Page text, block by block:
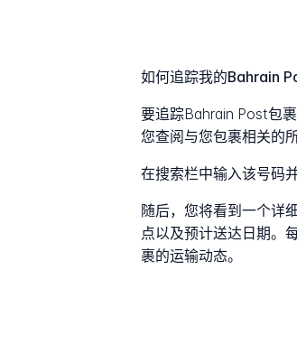
如何追踪我的Bahrain
要追踪Bahrain Post包
您查阅与您包裹相关的
在搜索栏中输入该号码
随后，您将看到一个详
点以及预计送达日期。
裹的运输动态。